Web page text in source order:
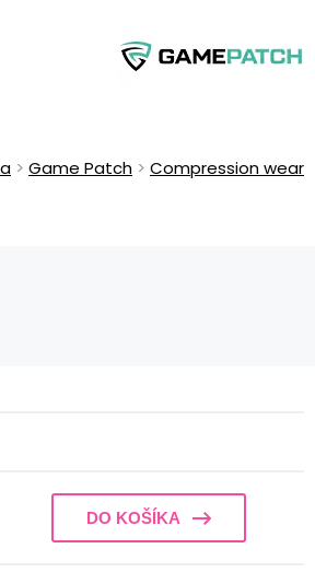
Game Patch Compression wear
DO KOŠÍKA